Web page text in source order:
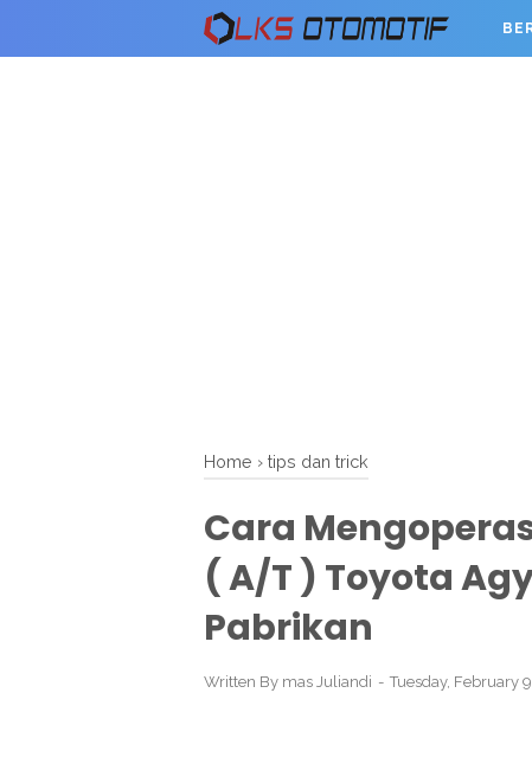
Home › tips dan trick
Cara
( A/T ) Toyota
Pabrikan
Written By mas Juliandi Tuesday, February